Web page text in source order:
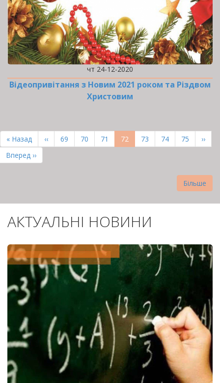
чт 24-12-2020
Відеопривітання з Новим 2021 роком та Різдвом
Христовим
НА
СТОРІНКИ
Перша
сторінка
« Назад
Попередня
сторінка
‹‹ Page
69 Page
70 Page
71
Поточна
сторінка
72 Page
73 Page
74 Page
75
››
Остання
сторінка
Вперед ››
Більше
АКТУАЛЬНІ НОВИНИ